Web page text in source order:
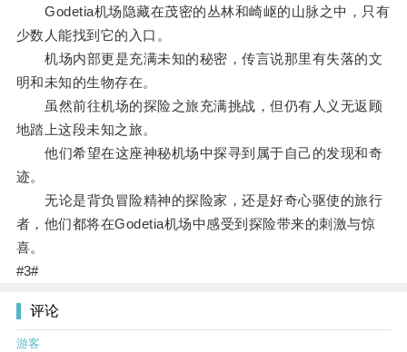
Godetia机场隐藏在茂密的丛林和崎岖的山脉之中，只有
少数人能找到它的入口。
机场内部更是充满未知的秘密，传言说那里有失落的文
明和未知的生物存在。
虽然前往机场的探险之旅充满挑战，但仍有人义无返顾
地踏上这段未知之旅。
他们希望在这座神秘机场中探寻到属于自己的发现和奇
迹。
无论是背负冒险精神的探险家，还是好奇心驱使的旅行
者，他们都将在Godetia机场中感受到探险带来的刺激与惊
喜。
#3#
评论
游客